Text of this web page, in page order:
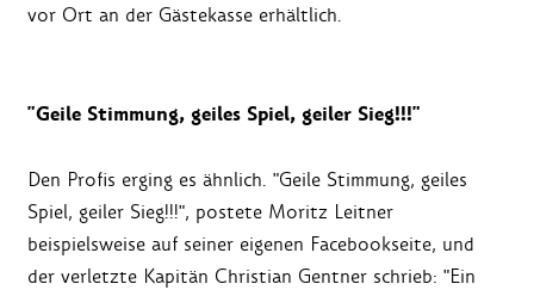
vor Ort an der Gästekasse erhältlich.
"Geile Stimmung, geiles Spiel, geiler Sieg!!!"
Den Profis erging es ähnlich. "Geile Stimmung, geiles
Spiel, geiler Sieg!!!", postete Moritz Leitner
beispielsweise auf seiner eigenen Facebookseite, und
der verletzte Kapitän Christian Gentner schrieb: "Ein